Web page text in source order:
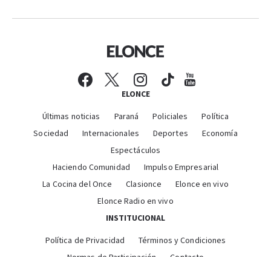
ELONCE
Últimas noticias Paraná Policiales
Política
Sociedad
Internacionales Deportes
Economía
Espectáculos
Haciendo Comunidad
Impulso Empresarial
La Cocina del Once
Clasionce
Elonce en vivo
Elonce Radio en vivo
INSTITUCIONAL
Política de Privacidad
Términos y Condiciones